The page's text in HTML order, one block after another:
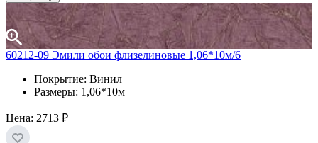
60212-09 Эмили обои флизелиновые 1,06*10м/6
Покрытие: Винил
Размеры: 1,06*10м
Цена: 2713 ₽